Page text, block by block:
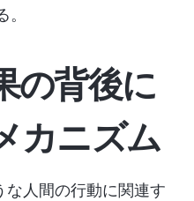
の背後に
カニズム
な人間の行動に関連す